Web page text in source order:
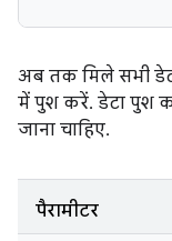
अब तक मिले सभी
में पुश करें. डेटा पुश
जाना चाहिए.
पैरामीटर